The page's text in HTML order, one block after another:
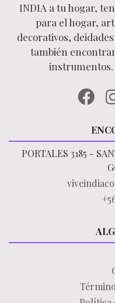
INDIA a tu hogar,
para el hogar,
decorativos,
también
instrumentos.
PORTALES 3185 -